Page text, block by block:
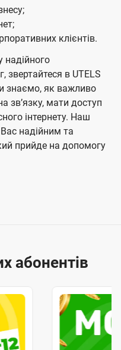
клієнтів.
надійного
звертайтеся в UTELS
знаємо, як важливо
звʼязку, мати доступ
інтернету. Наш
надійним та
прийде на допомогу
абонентів